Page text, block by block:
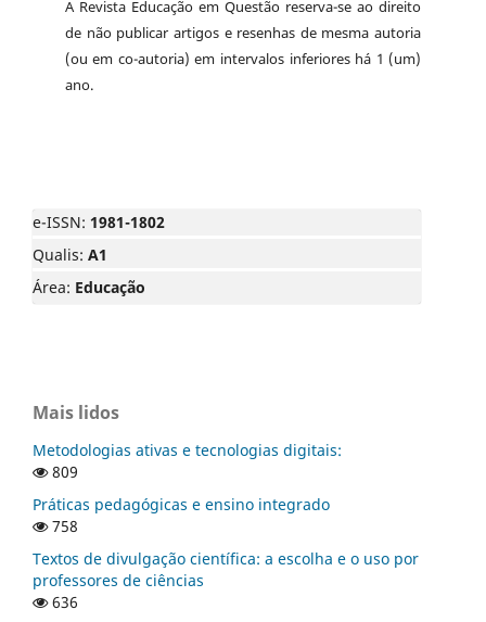
A Revista Educação em Questão reserva-se ao direito
de não publicar artigos e resenhas de mesma autoria
(ou em co-autoria) em intervalos inferiores há 1 (um)
ano.
e-ISSN: 1981-1802
Qualis: A1
Área: Educação
Mais lidos
Metodologias ativas e tecnologias digitais:
809
Práticas pedagógicas e ensino integrado
758
Textos de divulgação científica: a escolha e o uso por
professores de ciências
636